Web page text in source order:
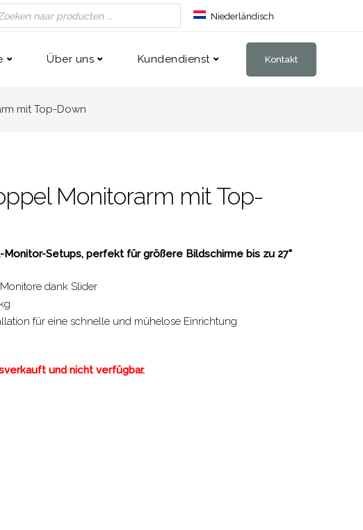
Niederländisch
Französisch
Über uns Kundendienst Kontakt
mit Top-Down
Monitorarm mit Top-
Setups, perfekt für größere Bildschirme bis zu 27"
dank Slider
für eine schnelle und mühelose Einrichtung
und nicht verfügbar.